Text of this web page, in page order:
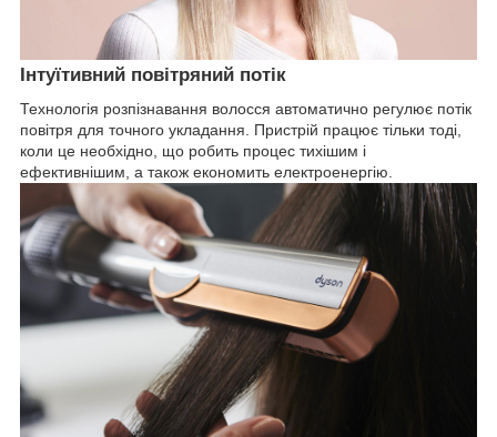
Інтуїтивний повітряний потік
Технологія розпізнавання волосся автоматично регулює потік
повітря для точного укладання. Пристрій працює тільки тоді,
коли це необхідно, що робить процес тихішим і
ефективнішим, а також економить електроенергію.